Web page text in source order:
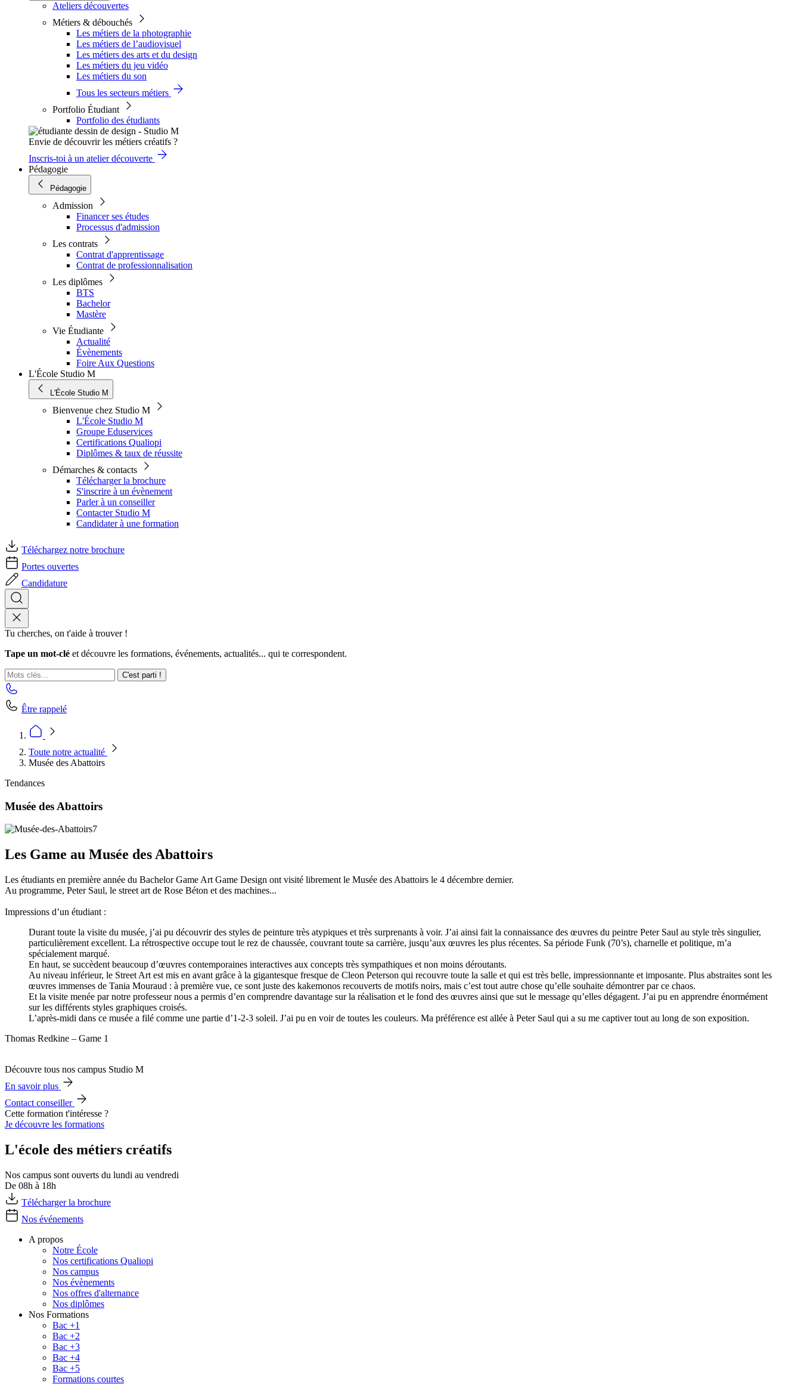
Ateliers découvertes
Métiers & débouchés
Les métiers de la photographie
Les métiers de l’audiovisuel
Les métiers des arts et du design
Les métiers du jeu vidéo
Les métiers du son
Tous les secteurs métiers
Portfolio Étudiant
Portfolio des étudiants
Envie de découvrir les métiers créatifs ?
Inscris-toi à un atelier découverte
Pédagogie
Pédagogie
Admission
Financer ses études
Processus d'admission
Les contrats
Contrat d'apprentissage
Contrat de professionnalisation
Les diplômes
BTS
Bachelor
Mastère
Vie Étudiante
Actualité
Évènements
Foire Aux Questions
L'École Studio M
L'École Studio M
Bienvenue chez Studio M
L'École Studio M
Groupe Eduservices
Certifications Qualiopi
Diplômes & taux de réussite
Démarches & contacts
Télécharger la brochure
S'inscrire à un évènement
Parler à un conseiller
Contacter Studio M
Candidater à une formation
Téléchargez notre brochure
Portes ouvertes
Candidature
Tu cherches, on t'aide à trouver !
Tape un mot-clé et découvre les formations, événements, actualités... qui te correspondent.
C'est parti !
Être rappelé
Toute notre actualité
Musée des Abattoirs
Tendances
Musée des Abattoirs
Les Game au Musée des Abattoirs
Les étudiants en première année du Bachelor Game Art Game Design ont visité librement le Musée des Abattoirs le 4 décembre dernier.
Au programme, Peter Saul, le street art de Rose Béton et des machines...
Impressions d’un étudiant :
Durant toute la visite du musée, j’ai pu découvrir des styles de peinture très atypiques et très surprenants à voir. J’ai ainsi fait la connaissance des œuvres du peintre Peter Saul au style très singulier,
particulièrement excellent. La rétrospective occupe tout le rez de chaussée, couvrant toute sa carrière, jusqu’aux œuvres les plus récentes. Sa période Funk (70’s), charnelle et politique, m’a
spécialement marqué.
En haut, se succèdent beaucoup d’œuvres contemporaines interactives aux concepts très sympathiques et non moins déroutants.
Au niveau inférieur, le Street Art est mis en avant grâce à la gigantesque fresque de Cleon Peterson qui recouvre toute la salle et qui est très belle, impressionnante et imposante. Plus abstraites sont les
œuvres immenses de Tania Mouraud : à première vue, ce sont juste des kakemonos recouverts de motifs noirs, mais c’est tout autre chose qu’elle souhaite démontrer par ce chaos.
Et la visite menée par notre professeur nous a permis d’en comprendre davantage sur la réalisation et le fond des œuvres ainsi que sut le message qu’elles dégagent. J’ai pu en apprendre énormément
sur les différents styles graphiques croisés.
L’après-midi dans ce musée a filé comme une partie d’1-2-3 soleil. J’ai pu en voir de toutes les couleurs. Ma préférence est allée à Peter Saul qui a su me captiver tout au long de son exposition.
Thomas Redkine – Game 1
Découvre tous nos campus Studio M
En savoir plus
Contact conseiller
Cette formation t'intéresse ?
Je découvre les formations
L'école des métiers créatifs
Nos campus sont ouverts du lundi au vendredi
De 08h à 18h
Télécharger la brochure
Nos événements
A propos
Notre École
Nos certifications Qualiopi
Nos campus
Nos évènements
Nos offres d'alternance
Nos diplômes
Nos Formations
Bac +1
Bac +2
Bac +3
Bac +4
Bac +5
Formations courtes